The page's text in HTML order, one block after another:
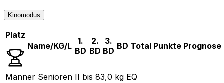
Kinomodus
Platz
Name/KG/L 1.
BD
2.
BD
3.
BD BD Total Punkte Prognose
Männer Senioren II bis 83,0 kg EQ